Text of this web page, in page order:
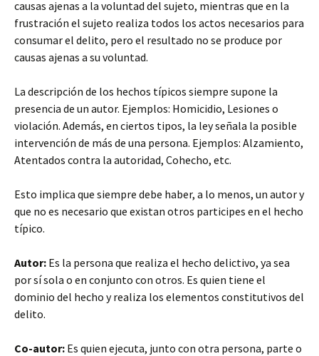
causas ajenas a la voluntad del sujeto, mientras que en la
frustración el sujeto realiza todos los actos necesarios para
consumar el delito, pero el resultado no se produce por
causas ajenas a su voluntad.
La descripción de los hechos típicos siempre supone la
presencia de un autor. Ejemplos: Homicidio, Lesiones o
violación. Además, en ciertos tipos, la ley señala la posible
intervención de más de una persona. Ejemplos: Alzamiento,
Atentados contra la autoridad, Cohecho, etc.
Esto implica que siempre debe haber, a lo menos, un autor y
que no es necesario que existan otros participes en el hecho
típico.
Autor: Es la persona que realiza el hecho delictivo, ya sea
por sí sola o en conjunto con otros. Es quien tiene el
dominio del hecho y realiza los elementos constitutivos del
delito.
Co-autor: Es quien ejecuta, junto con otra persona, parte o